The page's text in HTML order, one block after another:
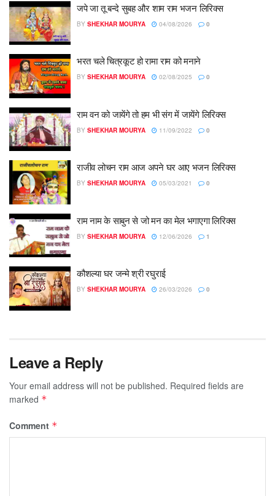
जपे जा तू बन्दे सुबह और शाम राम भजन लिरिक्स
BY SHEKHAR MOURYA 04/08/2026 0
भरत चले चित्रकूट हो रामा राम को मनाने
BY SHEKHAR MOURYA 02/08/2025 0
राम वन को जायेंगे तो हम भी संग में जायेंगे लिरिक्स
BY SHEKHAR MOURYA 11/09/2022 0
राजीव लोचन राम आज अपने घर आए भजन लिरिक्स
BY SHEKHAR MOURYA 05/03/2021 0
राम नाम के साबुन से जो मन का मेल भगाएगा लिरिक्स
BY SHEKHAR MOURYA 12/06/2026 1
कौशल्या घर जन्मे श्री रघुराई
BY SHEKHAR MOURYA 26/03/2026 0
Leave a Reply
Your email address will not be published. Required fields are
marked *
Comment *